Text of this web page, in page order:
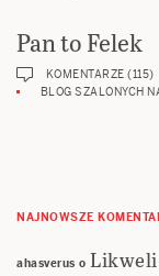
Pan to Felek
KOMENTARZE (115)
BLOG SZALONYCH
NAJNOWSZE
ahasverus o